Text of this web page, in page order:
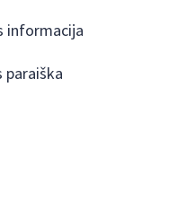
informacija